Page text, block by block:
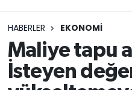
HABERLER EKONOMI
Maliye tapu
İsteyen
Siyaset
Ekonomi
Video
Siyaset
Eğitim
Ekonomi
Muratpaşa Trafik
Süper Lig Puan
Tüm Manşetler